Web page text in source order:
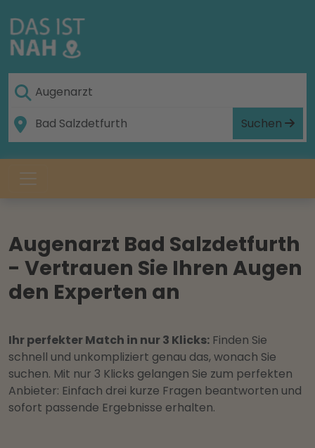
Suchen
Augenarzt Bad Salzdetfurth
- Vertrauen Sie Ihren Augen
den Experten an
Ihr perfekter Match in nur 3 Klicks: Finden Sie
schnell und unkompliziert genau das, wonach Sie
suchen. Mit nur 3 Klicks gelangen Sie zum perfekten
Anbieter: Einfach drei kurze Fragen beantworten und
sofort passende Ergebnisse erhalten.